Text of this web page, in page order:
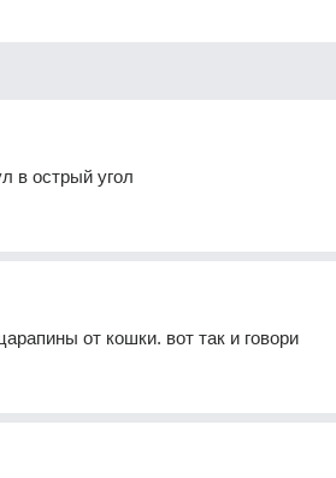
в острый угол
от кошки. вот так и говори